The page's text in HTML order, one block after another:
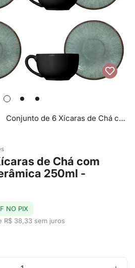
Conjunto de 6 Xícaras de Chá com Pires Síria de Cerâmica 250ml - Alleanza
de Chá com
250ml -
NO PIX
R$ 38,33 sem juros